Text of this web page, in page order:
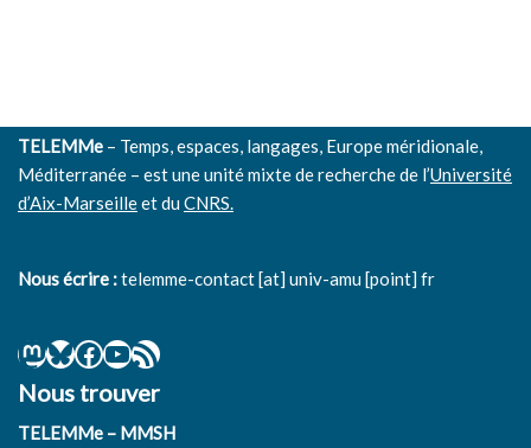
TELEMMe – Temps, espaces, langages, Europe méridionale,
Méditerranée – est une unité mixte de recherche de l’Université
d’Aix-Marseilleet duCNRS.
Nous écrire :telemme-contact [at] univ-amu [point] fr
Nous trouver
TELEMMe – MMSH